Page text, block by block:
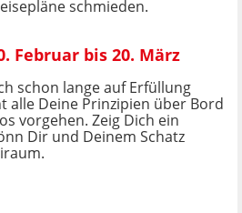
schmieden.
Februar bis 20. März
schon lange auf Erfüllung
alle Deine Prinzipien über Bord
vorgehen. Zeig Dich ein
Dir und Deinem Schatz